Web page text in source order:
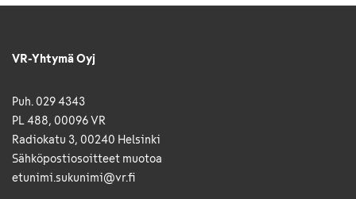
VR-Yhtymä Oyj
Puh. 029 4343
PL 488, 00096 VR
Radiokatu 3, 00240 Helsinki
Sähkö­posti­osoitteet muotoa
etunimi.sukunimi@vr.fi